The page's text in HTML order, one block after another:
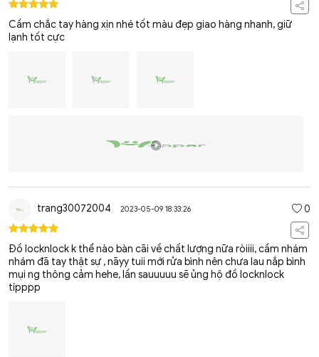
Cầm chắc tay hàng xịn nhé tốt màu đẹp giao hàng nhanh, giữ
lạnh tốt cực
trang30072004 2023-05-09 18:33:26 0
Đồ locknlock k thể nào bàn cãi về chất lượng nữa ròiiii, cầm nhám
nhám đã tay thật sự , nãyy tuii mới rửa bình nên chưa lau nắp bình
mụi ng thông cảm hehe, lần sauuuuu sẽ ủng hộ đồ locknlock
típppp